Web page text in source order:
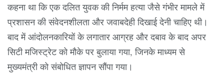
कहना था कि एक दलित युवक की निर्मम हत्या जैसे गंभीर मामले में
प्रशासन की संवेदनशीलता और जवाबदेही दिखाई देनी चाहिए थी।
बाद में आंदोलनकारियों के लगातार आग्रह और दबाव के बाद अपर
सिटी मजिस्ट्रेट को मौके पर बुलाया गया, जिनके माध्यम से
मुख्यमंत्री को संबोधित ज्ञापन सौंपा गया।